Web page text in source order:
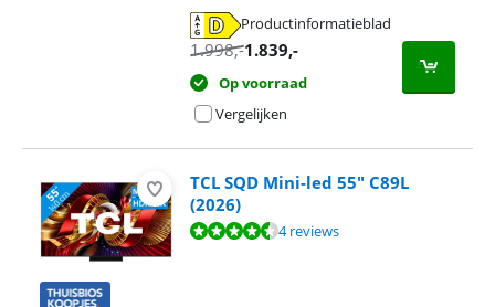
Productinformatieblad
1.998,-1.839,-
Op voorraad
Vergelijken
TCL SQD Mini-led 55" C89L
(2026)
Beoordeling is 9,4 van de 10, gebaseerd op 4 reviews.
4 reviews